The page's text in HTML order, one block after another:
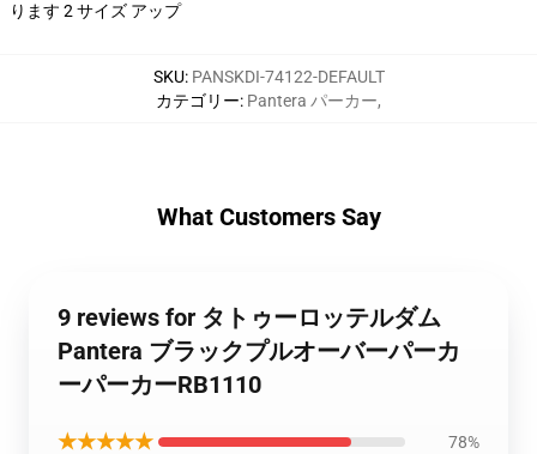
ります 2 サイズ アップ
SKU: PANSKDI-74122-DEFAULT
カテゴリー: Pantera パーカー,
What Customers Say
9 reviews for タトゥーロッテルダム
Pantera ブラックプルオーバーパーカ
ーパーカーRB1110
★★★★★ 78%